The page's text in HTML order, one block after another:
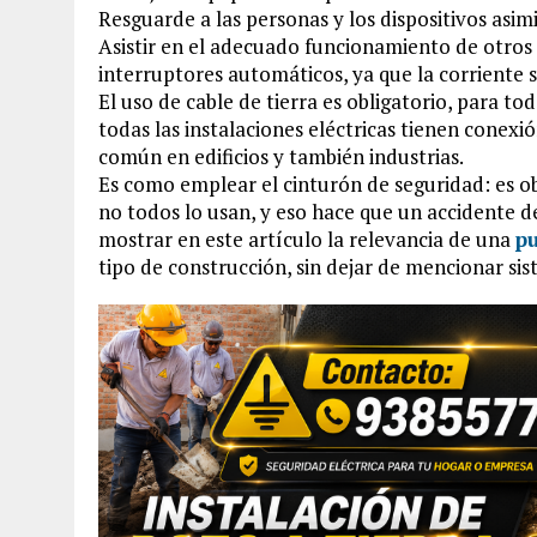
Resguarde a las personas y los dispositivos
Asistir en el adecuado funcionamiento de
interruptores automáticos, ya que la corriente
El uso de cable de tierra es obligatorio, para
todas las instalaciones eléctricas tienen
común en edificios y también industrias.
Es como emplear el cinturón de seguridad: es
no todos lo usan, y eso hace que un accidente
mostrar en este artículo la relevancia de una
tipo de construcción, sin dejar de mencionar